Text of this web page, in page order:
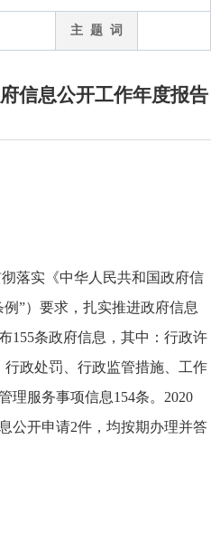
主 题 词
信息公开工作年度报告
落实《中华人民共和国政府信
例”）要求， 扎实推进政府信息
155条政府信息，其中：行政许
政处罚、行政监管措施、工作
理服务事项信息154条。2020
公开申请2件，均按期办理并答